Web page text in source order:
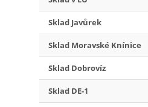
Sklad Javůrek
Sklad Moravské Knínice
Sklad Dobrovíz
Sklad DE-1